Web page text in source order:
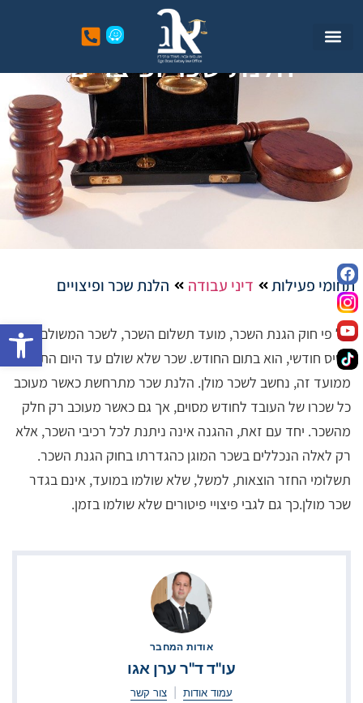
הלנת שכר ופיצויים
תחומי פעילות דיני עבודה הלנת שכר ופיצויים
על פי חוק הגנת השכר, מועד תשלום השכר, לשכר המשולם על
בסיס חודשי, הוא בתום החודש. שכר שלא שולם עד היום התשיעי
ממועד זה, נחשב לשכר מולן. הלנת שכר מתרחשת כאשר מעוכב
כל שכרו של העובד לחודש מסוים, אך גם כאשר מעוכב רק חלק
מהשכר. יחד עם זאת, ההגנה אינה ניתנת לכל רכיבי השכר, אלא
רק לאלה הנכללים בשכר המוגן כהגדרתו בחוק הגנת השכר.
תשלומי החזר הוצאות, למשל, שלא שולמו במועד, אינם בגדר
שכר מולן.כך גם לגבי פיצויי פיטורים שלא שולמו בזמן.
אודות המחבר
עו"ד ד"ר ערן אגו
עמוד אודות צור קשר
פתח